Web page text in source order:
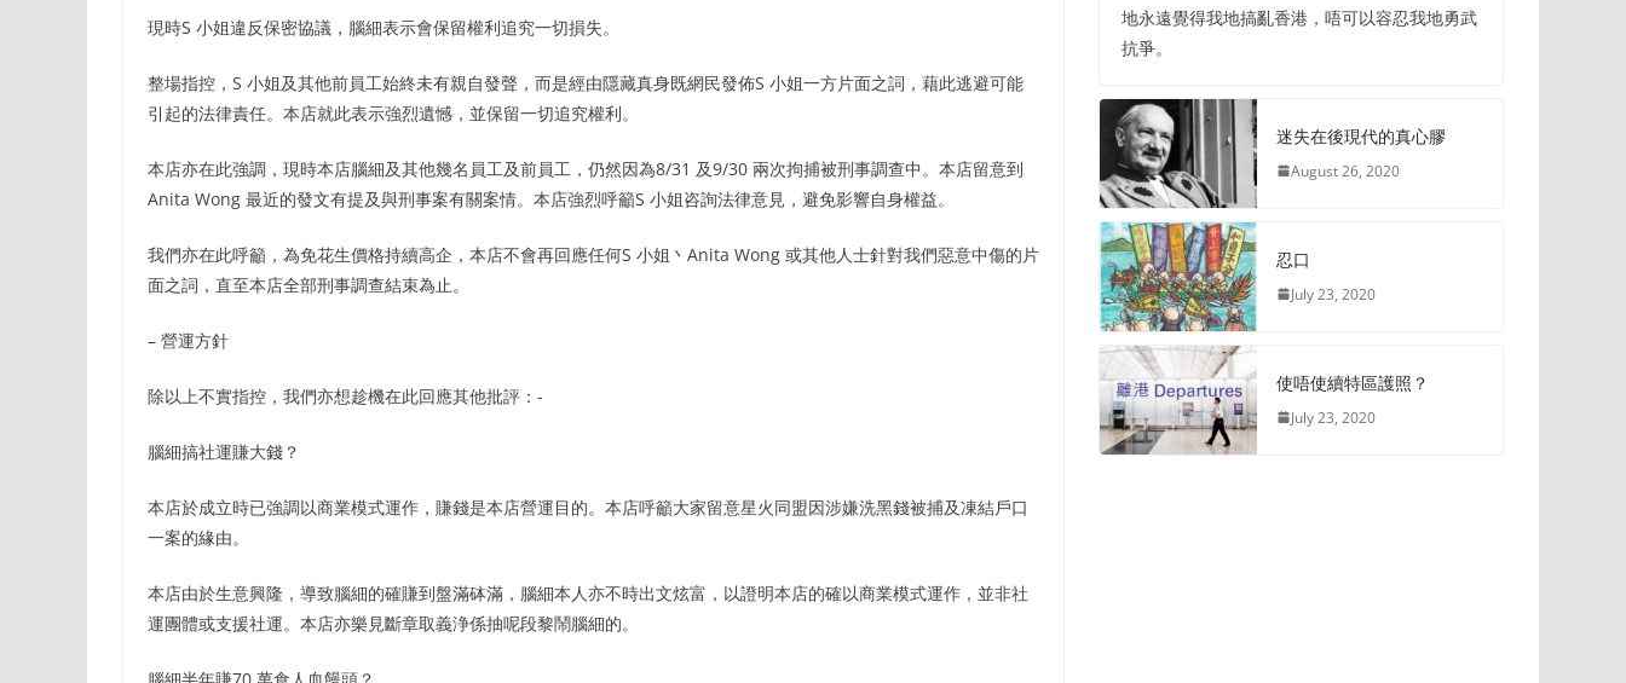
現時S 小姐違反保密協議，腦細表示會保留權利追究一切損失。
整場指控，S 小姐及其他前員工始終未有親自發聲，而是經由隱藏真身既網民發佈S 小姐一方片面之詞，藉此逃避可能
引起的法律責任。本店就此表示強烈遺憾，並保留一切追究權利。
本店亦在此強調，現時本店腦細及其他幾名員工及前員工，仍然因為8/31 及9/30 兩次拘捕被刑事調查中。本店留意到
Anita Wong 最近的發文有提及與刑事案有關案情。本店強烈呼籲S 小姐咨詢法律意見，避免影響自身權益。
我們亦在此呼籲，為免花生價格持續高企，本店不會再回應任何S 小姐丶Anita Wong 或其他人士針對我們惡意中傷的片
面之詞，直至本店全部刑事調查結束為止。
– 營運方針
除以上不實指控，我們亦想趁機在此回應其他批評：-
腦細搞社運賺大錢？
本店於成立時已強調以商業模式運作，賺錢是本店營運目的。本店呼籲大家留意星火同盟因涉嫌洗黑錢被捕及凍結戶口
一案的緣由。
本店由於生意興隆，導致腦細的確賺到盤滿砵滿，腦細本人亦不時出文炫富，以證明本店的確以商業模式運作，並非社
運團體或支援社運。本店亦樂見斷章取義浄係抽呢段黎鬧腦細的。
地永遠覺得我地搞亂香港，唔可以容忍我地勇武
抗爭。
迷失在後現代的真心膠
August 26, 2020
忍口
July 23, 2020
使唔使續特區護照？
July 23, 2020